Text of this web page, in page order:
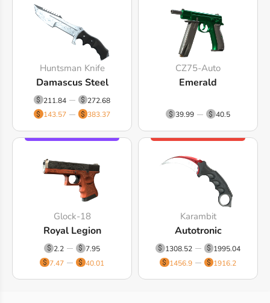
Huntsman Knife
Damascus Steel
211.84
272.68
143.57
383.37
CZ75-Auto
Emerald
39.99 40.5
Glock-18
Royal Legion
2.2
7.95
7.47
40.01
Karambit
Autotronic
1308.52
1995.04
1456.9
1916.2